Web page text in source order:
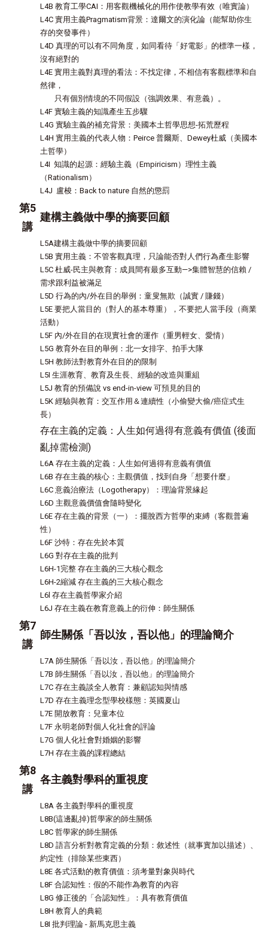
L4B 教育工學CAI：用客觀機械化的用作使教學有效（唯實論）
L4C 實用主義Pragmatism背景：達爾文的演化論（能幫助你生
存的突發事件）
L4D 真理的可以有不同角度，如同看待「好電影」的標準一樣，
沒有絕對的
L4E 實用主義對真理的看法：不找定律，不相信有客觀標準和自
然律，
只有個別情境的不同假設（強調效果、有意義）。
L4F 實驗主義的知識產生五步驟
L4G 實驗主義的補充背景：美國本土哲學思想-拓荒歷程
L4H 實用主義的代表人物：Peirce 普爾斯、Dewey杜威（美國本
土哲學）
L4I 知識的起源：經驗主義（Empiricism）理性主義
（Rationalism）
L4J 盧梭：Back to nature 自然的懲罰
第5
講
建構主義做中學的摘要回顧
L5A建構主義做中學的摘要回顧
L5B 實用主義：不管客觀真理，只論能否對人們行為產生影響
L5C 杜威-民主與教育：成員間有最多互動—>集體智慧的信賴 /
需求跟利益被滿足
L5D 行為的內/外在目的舉例：童叟無欺（誠實 / 賺錢）
L5E 要把人當目的（對人的基本尊重），不要把人當手段（商業
活動）
L5F 內/外在目的在現實社會的運作（重男輕女、愛情）
L5G 教育外在目的舉例：北一女排字、拍手大隊
L5H 教師法對教育外在目的的限制
L5I 生涯教育、教育及生長、經驗的改造與重組
L5J 教育的預備說 vs end-in-view 可預見的目的
L5K 經驗與教育：交互作用＆連續性（小偷變大偷/癌症式生
長）
存在主義的定義：人生如何過得有意義有價值 (後面
亂掉需檢測)
L6A 存在主義的定義：人生如何過得有意義有價值
L6B 存在主義的核心：主觀價值，找到自身「想要什麼」
L6C 意義治療法（Logotherapy）：理論背景緣起
L6D 主觀意義價值會隨時變化
L6E 存在主義的背景（一）：擺脫西方哲學的束縛（客觀普遍
性）
L6F 沙特：存在先於本質
L6G 對存在主義的批判
L6H-1完整 存在主義的三大核心觀念
L6H-2縮減 存在主義的三大核心觀念
L6l 存在主義哲學家介紹
L6J 存在主義在教育意義上的衍伸：師生關係
第7
講
師生關係「吾以汝，吾以他」的理論簡介
L7A 師生關係「吾以汝，吾以他」的理論簡介
L7B 師生關係「吾以汝，吾以他」的理論簡介
L7C 存在主義談全人教育：兼顧認知與情感
L7D 存在主義理念型學校樣態：英國夏山
L7E 開放教育：兒童本位
L7F 永明老師對個人化社會的評論
L7G 個人化社會對婚姻的影響
L7H 存在主義的課程總結
第8
講
各主義對學科的重視度
L8A 各主義對學科的重視度
L8B(這邊亂掉)哲學家的師生關係
L8C 哲學家的師生關係
L8D 語言分析對教育定義的分類：敘述性（就事實加以描述）、
約定性（排除某些東西）
L8E 各式活動的教育價值：須考量對象與時代
L8F 合認知性：假的不能作為教育的內容
L8G 修正後的「合認知性」：具有教育價值
L8H 教育人的典範
L8I 批判理論 - 新馬克思主義